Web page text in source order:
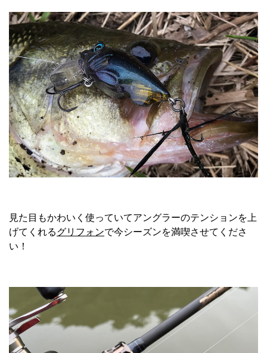
見た目もかわいく使っていてアングラーのテンションを上
げてくれるグリフォンで今シーズンを満喫させてくださ
い！